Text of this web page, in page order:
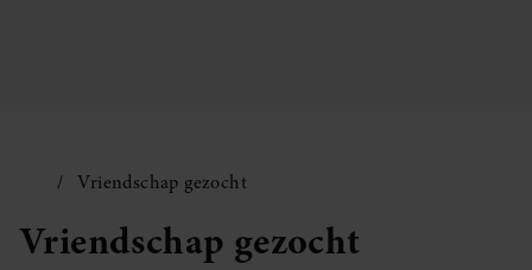
Vriendschap gezocht
Vriendschap gezocht